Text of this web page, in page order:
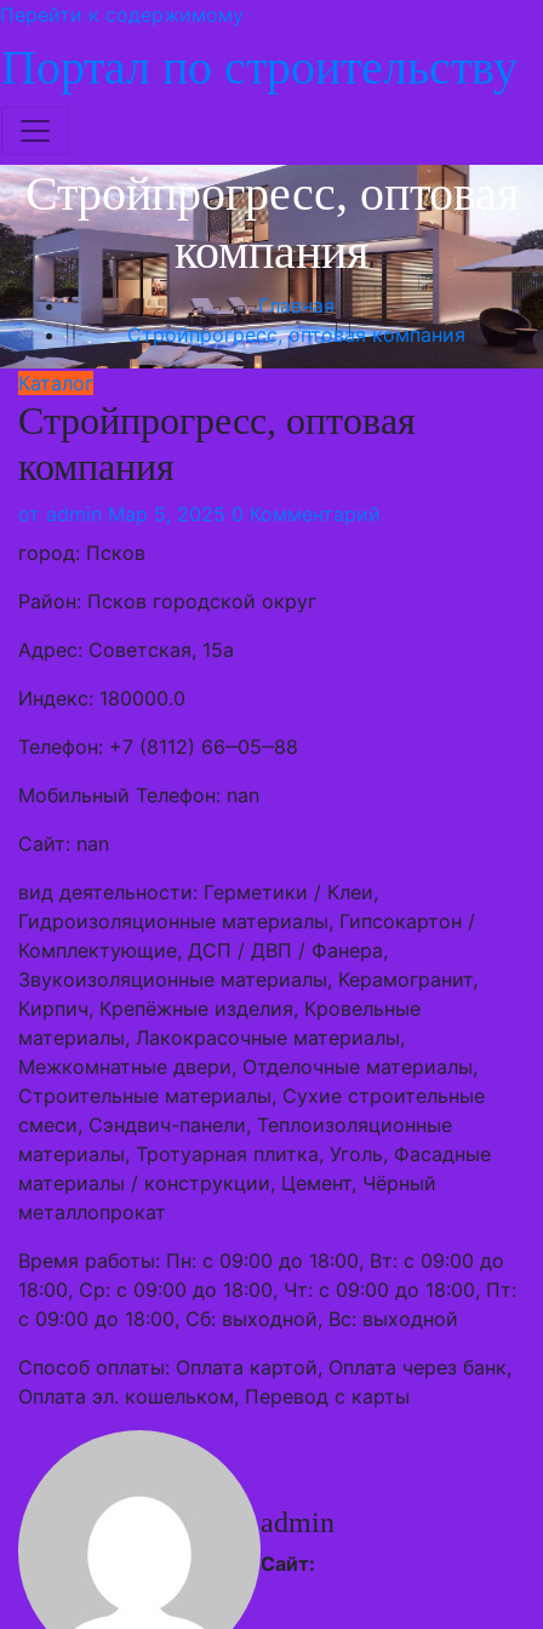
Перейти к содержимому
Портал по строительству
Стройпрогресс, оптовая
компания
Главная
Стройпрогресс, оптовая компания
Каталог
Стройпрогресс, оптовая
компания
от admin Мар 5, 2025 0 Комментарий
город: Псков
Район: Псков городской округ
Адрес: Советская, 15а
Индекс: 180000.0
Телефон: +7 (8112) 66‒05‒88
Мобильный Телефон: nan
Сайт: nan
вид деятельности: Герметики / Клеи,
Гидроизоляционные материалы, Гипсокартон /
Комплектующие, ДСП / ДВП / Фанера,
Звукоизоляционные материалы, Керамогранит,
Кирпич, Крепёжные изделия, Кровельные
материалы, Лакокрасочные материалы,
Межкомнатные двери, Отделочные материалы,
Строительные материалы, Сухие строительные
смеси, Сэндвич-панели, Теплоизоляционные
материалы, Тротуарная плитка, Уголь, Фасадные
материалы / конструкции, Цемент, Чёрный
металлопрокат
Время работы: Пн: с 09:00 до 18:00, Вт: с 09:00 до
18:00, Ср: с 09:00 до 18:00, Чт: с 09:00 до 18:00, Пт:
с 09:00 до 18:00, Сб: выходной, Вс: выходной
Способ оплаты: Оплата картой, Оплата через банк,
Оплата эл. кошельком, Перевод с карты
admin
Сайт: